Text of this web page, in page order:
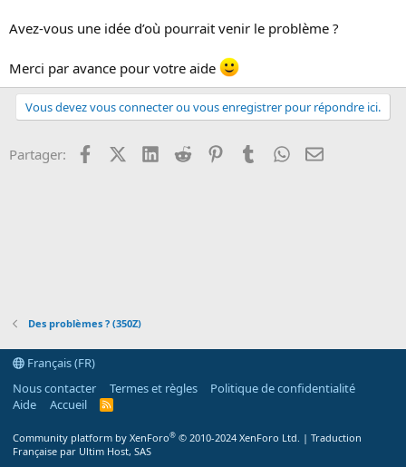
i
n
Avez-vous une idée d’où pourrait venir le problème ?
Merci par avance pour votre aide
Vous devez vous connecter ou vous enregistrer pour répondre ici.
Partager: FacebookX (Twitter)
LinkedInReddit PinterestTumblrWhatsApp
Email
Des problèmes ? (350Z)
Français (FR)
Nous contacter
Termes et règles
Politique de confidentialité
Aide
Accueil
R
Community platform by XenForo® © 2010-2024 XenForo Ltd. | Traduction
Française par Ultim Host, SAS